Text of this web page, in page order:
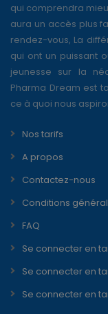
qui comprendra
aura un accès plus
rendez-vous, La
qui ont un puissant
jeunesse sur la
Pharma Dream est
ce à quoi nous
Nos tarifs
A propos
Contactez-nous
Conditions
FAQ
Se connecter en
Se connecter en
Se connecter en